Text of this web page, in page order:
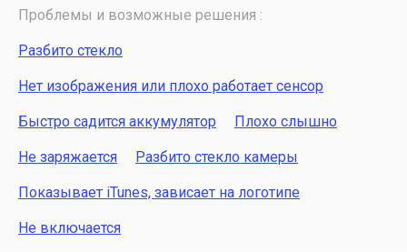
Проблемы и возможные решения :
Разбито стекло
Нет изображения или плохо работает сенсор
Быстро садится аккумулятор Плохо слышно
Не заряжается Разбито стекло камеры
Показывает iTunes, зависает на логотипе
Не включается